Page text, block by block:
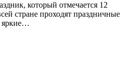
который отмечается 12
стране проходят праздничные
яркие…